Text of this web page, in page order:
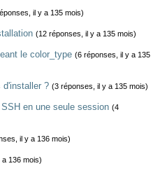
il y a 135 mois)
(12 réponses, il y a 135 mois)
le color_type (6 réponses, il y a 135
d'installer ? (3 réponses, il y a 135 mois)
en une seule session (4
il y a 136 mois)
136 mois)